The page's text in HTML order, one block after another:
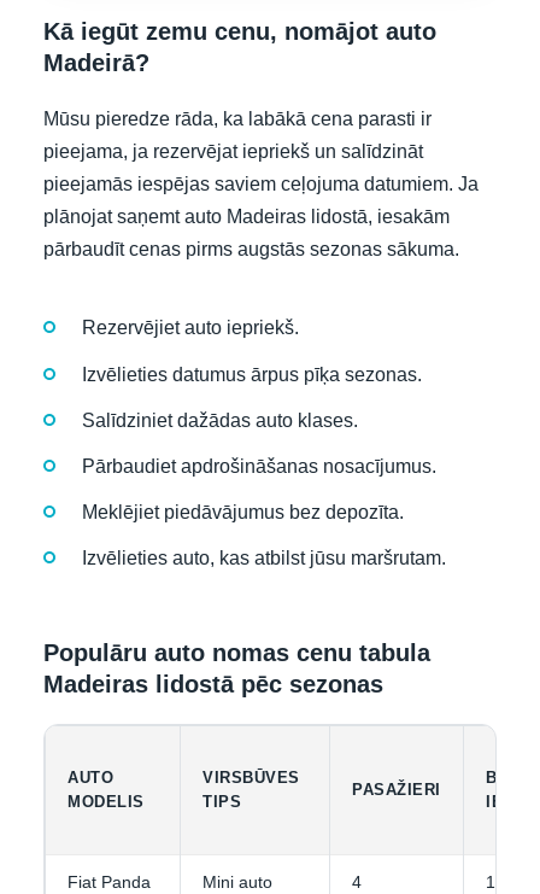
Kā iegūt zemu cenu, nomājot auto
Madeirā?
Mūsu pieredze rāda, ka labākā cena parasti ir
pieejama, ja rezervējat iepriekš un salīdzināt
pieejamās iespējas saviem ceļojuma datumiem. Ja
plānojat saņemt auto Madeiras lidostā, iesakām
pārbaudīt cenas pirms augstās sezonas sākuma.
Rezervējiet auto iepriekš.
Izvēlieties datumus ārpus pīķa sezonas.
Salīdziniet dažādas auto klases.
Pārbaudiet apdrošināšanas nosacījumus.
Meklējiet piedāvājumus bez depozīta.
Izvēlieties auto, kas atbilst jūsu maršrutam.
Populāru auto nomas cenu tabula
Madeiras lidostā pēc sezonas
AUTO
MODELIS
VIRSBŪVES
TIPS
PASAŽIERI
Fiat Panda Mini auto 4 1-2